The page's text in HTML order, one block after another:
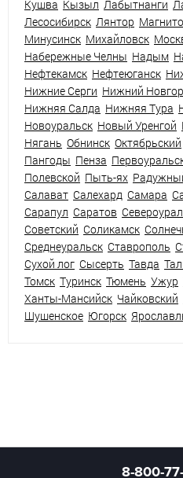
Кушва Кызыл Лабытнанги
Лесосибирск Лянтор
Минусинск Михайловск
Набережные Челны Надым
Нефтекамск Нефтеюганск
Нижние Серги Нижний
Нижняя Салда Нижняя Тура
Новоуральск Новый Уренгой
Нягань Обнинск Октябрьский
Пангоды Пенза
Полевской Пыть-ях
Салават Салехард Самара
Сарапул Саратов
Советский Соликамск
Среднеуральск Ставрополь
Сухой лог Сысерть Тавда
Томск Туринск Тюмень Ужур
Ханты-Мансийск Чайковский
Шушенское Югорск
8-800-